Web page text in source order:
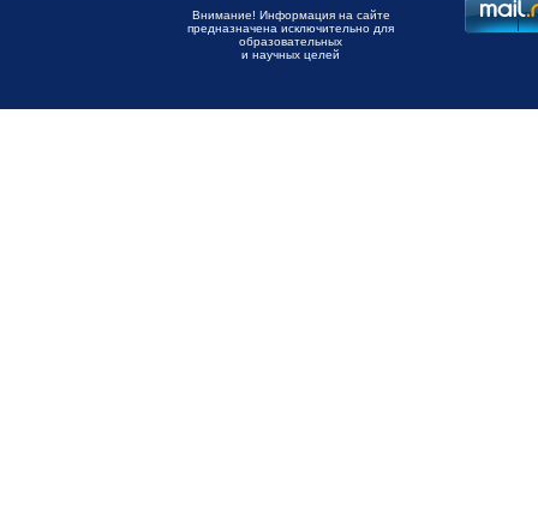
Внимание! Информация на сайте
предназначена исключительно для
образовательных
и научных целей